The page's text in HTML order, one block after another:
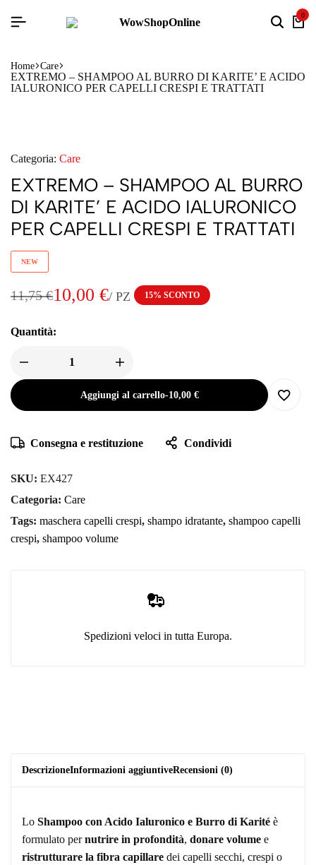
0
Home Care
EXTREMO – SHAMPOO AL BURRO DI KARITE’ E ACIDO
IALURONICO PER CAPELLI CRESPI E TRATTATI
Categoria: Care
EXTREMO – SHAMPOO AL BURRO
DI KARITE’ E ACIDO IALURONICO
PER CAPELLI CRESPI E TRATTATI
NEW
11,75€10,00 € 15% SCONTO
/ PZ
Quantità:
Aggiungi al carrello-10,00 €
Consegna e restituzione Condividi
SKU: EX427
Categoria: Care
Tags: maschera capelli crespi, shampo idratante, shampoo capelli
crespi, shampoo volume
Spedizioni veloci in tutta Europa.
DescrizioneInformazioni aggiuntiveRecensioni (0)
Lo Shampoo con Acido Ialuronico e Burro di Karité è
formulato pernutrire in profondità, donare volume e
ristrutturare la fibra capillare dei capelli secchi, crespi o